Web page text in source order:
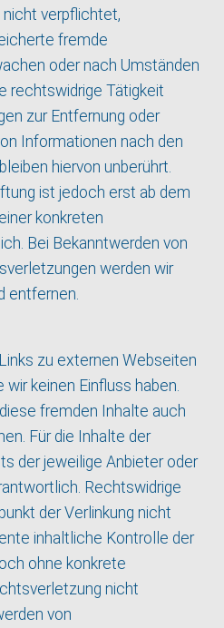
verpflichtet,
fremde
oder nach Umständen
rechtswidrige Tätigkeit
zur Entfernung oder
Informationen nach den
hiervon unberührt.
ist jedoch erst ab dem
konkreten
Bei Bekanntwerden von
werden wir
entfernen.
zu externen Webseiten
wir keinen Einfluss haben.
fremden Inhalte auch
Für die Inhalte der
der jeweilige Anbieter oder
Rechtswidrige
der Verlinkung nicht
inhaltliche Kontrolle der
ohne konkrete
nicht
von